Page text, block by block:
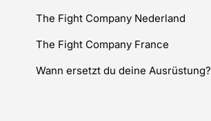
The Fight Company Nederland
The Fight Company France
Wann ersetzt du deine Ausrüstung?